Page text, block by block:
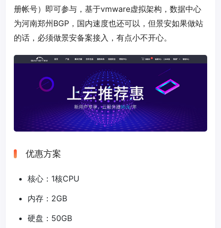
册帐号）即可参与，基于vmware虚拟架构，数据中心
为河南郑州BGP，国内速度也还可以，但景安如果做站
的话，必须做景安备案接入，有点小不开心。
优惠方案
核心：1核CPU
内存：2GB
硬盘：50GB